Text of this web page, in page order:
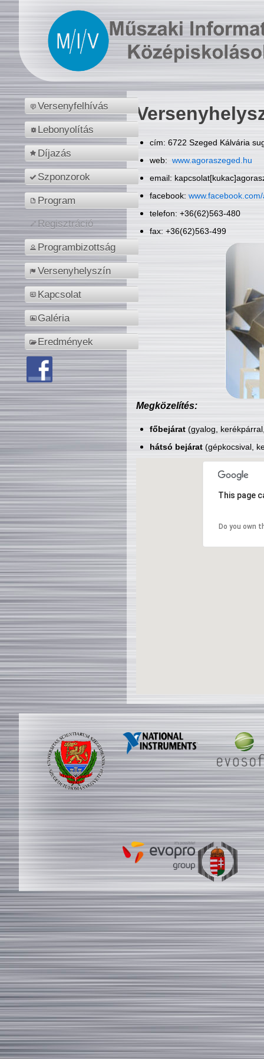
Versenyfelhívás
Lebonyolítás
Díjazás
Szponzorok
Program
Regisztráció
Programbizottság
Versenyhelyszín
Kapcsolat
Galéria
Eredmények
cím: 6722 Szeged Kálvária
web: www.agoraszeged.hu
email:
facebook:
telefon: +36(62)563-480
fax: +36(62)563-499
Megközelítés:
főbejárat(gyalog,
hátsó bejárat(gépkocsival,
This page
Do you own